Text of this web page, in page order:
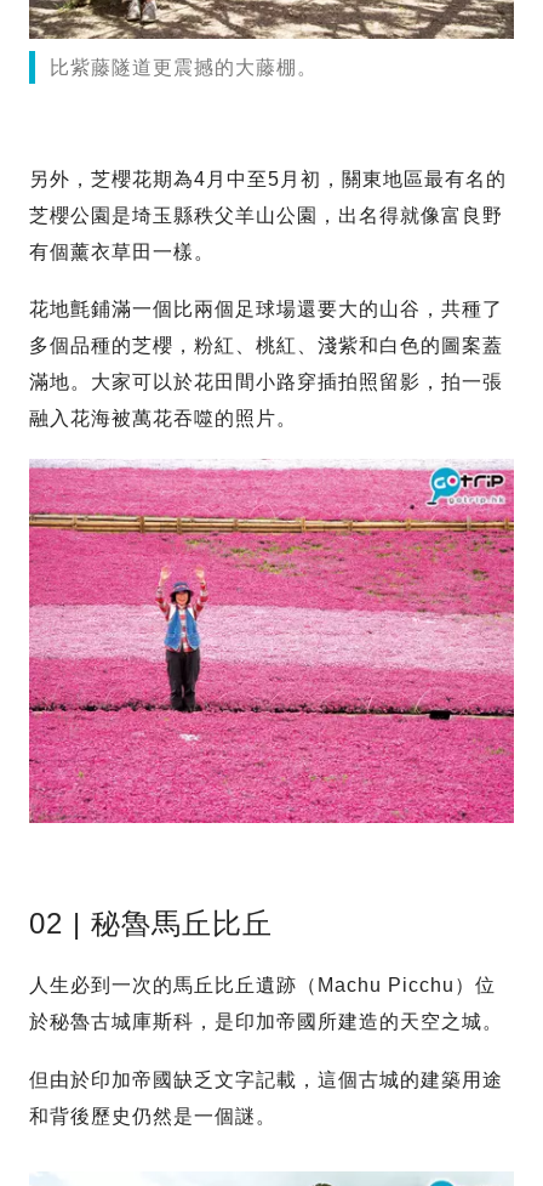
比紫藤隧道更震撼的大藤棚。
另外，芝櫻花期為4月中至5月初，關東地區最有名的
芝櫻公園是埼玉縣秩父羊山公園，出名得就像富良野
有個薰衣草田一樣。
花地氈鋪滿一個比兩個足球場還要大的山谷，共種了
多個品種的芝櫻，粉紅、桃紅、淺紫和白色的圖案蓋
滿地。大家可以於花田間小路穿插拍照留影，拍一張
融入花海被萬花吞噬的照片。
02 | 秘魯馬丘比丘
人生必到一次的馬丘比丘遺跡（Machu Picchu）位
於秘魯古城庫斯科，是印加帝國所建造的天空之城。
但由於印加帝國缺乏文字記載，這個古城的建築用途
和背後歷史仍然是一個謎。